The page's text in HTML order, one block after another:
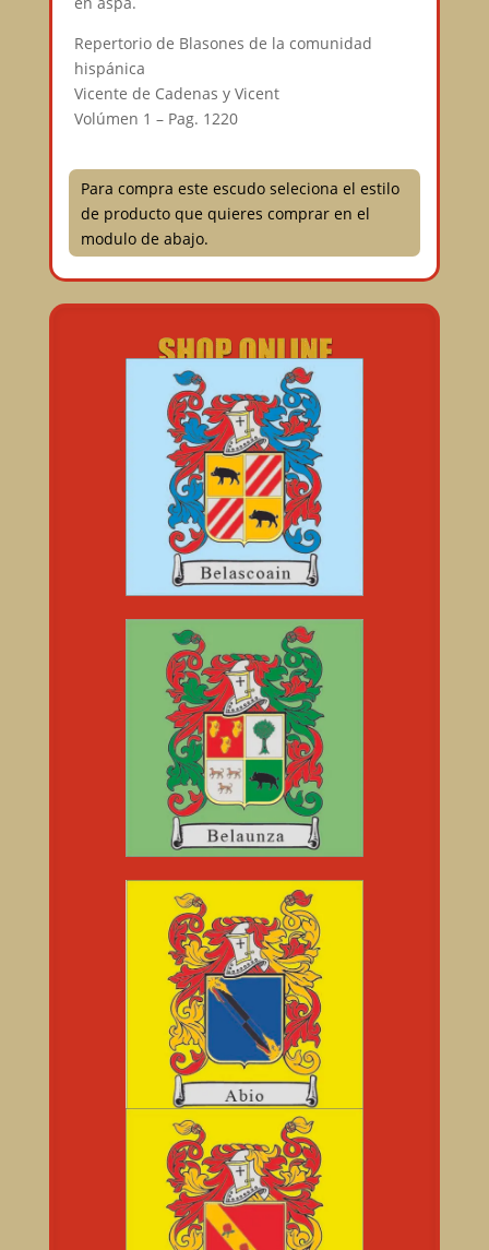
Repertorio de Blasones de la comunidad
hispánica
Vicente de Cadenas y Vicent
Volúmen 1 – Pag. 1220
Para compra este escudo seleciona el estilo
de producto que quieres comprar en el
modulo de abajo.